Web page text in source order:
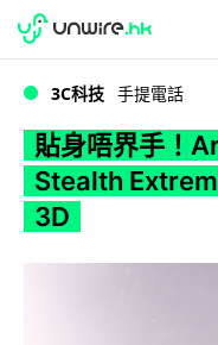
WWDC 2026
3C科技 手提電話
貼身唔界手！
Stealth
3D